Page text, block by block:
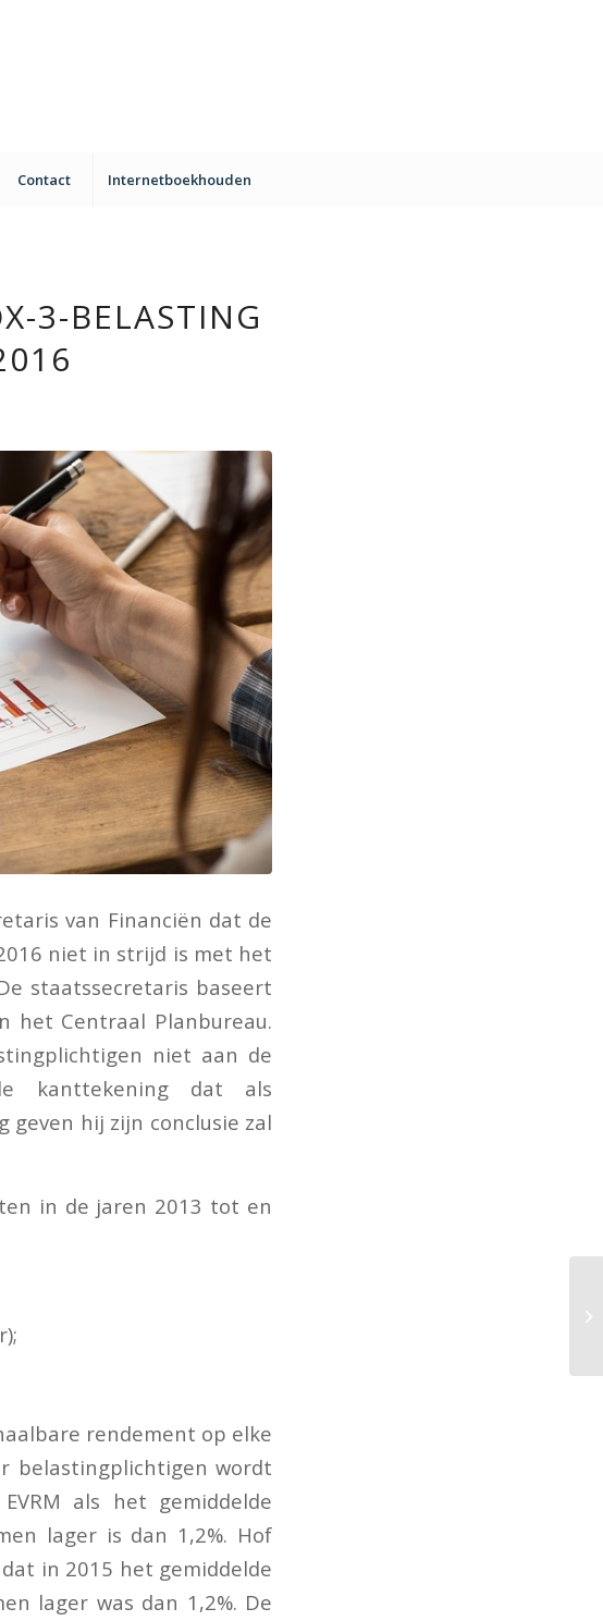
Contact Internetboekhouden
3-BELASTING
van Financiën dat de
niet in strijd is met het
staatssecretaris baseert
het Centraal Planbureau.
niet aan de
kanttekening dat als
hij zijn conclusie zal
in de jaren 2013 tot en
rendement op elke
belastingplichtigen wordt
als het gemiddelde
lager is dan 1,2%. Hof
in 2015 het gemiddelde
lager was dan 1,2%. De